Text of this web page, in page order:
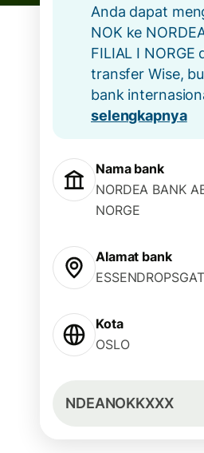
Anda dapat
NOK ke
FILIAL I NORGE
transfer Wise,
bank
selengkapnya
Nama bank
NORDEA BANK
NORGE
Alamat bank
Kota
OSLO
NDEANOKKXXX